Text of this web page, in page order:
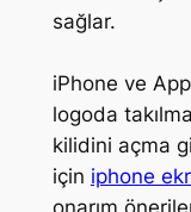
sağlar.
iPhone ve
logoda
kilidini açma
için iphone
onarım